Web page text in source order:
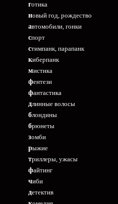
готика
новый год, рождество
автомобили, гонки
спорт
стимпанк, парапанк
киберпанк
мистика
фентези
фантастика
длинные волосы
блондины
брюнеты
зомби
рыжие
триллеры, ужасы
файтинг
чиби
детектив